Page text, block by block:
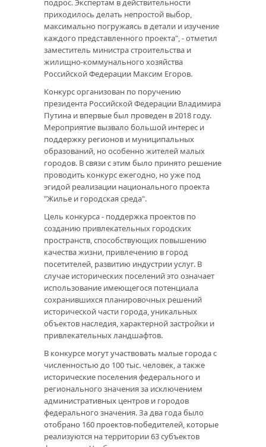
подрос. Экспертам в действительности
приходилось делать непростой выбор,
максимально погружаясь в детали и изучение
каждого представленного проекта", - отметил
заместитель министра строительства и
жилищно-коммунального хозяйства
Российской Федерации Максим Егоров.
Конкурс организован по поручению
президента Российской Федерации Владимира
Путина и впервые был проведен в 2018 году.
Мероприятие вызвало большой интерес и
поддержку регионов и муниципальных
образований, но особенно жителей малых
городов. В связи с этим было принято решение
проводить конкурс ежегодно, но уже под
эгидой реализации национального проекта
"Жилье и городская среда".
Цель конкурса - поддержка проектов по
созданию привлекательных городских
пространств, способствующих повышению
качества жизни, привлечению в город
посетителей, развитию индустрии услуг. В
случае исторических поселений это означает
использование имеющегося потенциала
сохранившихся планировочных решений
исторической части города, уникальных
объектов наследия, характерной застройки и
привлекательных ландшафтов.
В конкурсе могут участвовать малые города с
численностью до 100 тыс. человек, а также
исторические поселения федерального и
регионального значения за исключением
административных центров и городов
федерального значения. За два года было
отобрано 160 проектов-победителей, которые
реализуются на территории 63 субъектов